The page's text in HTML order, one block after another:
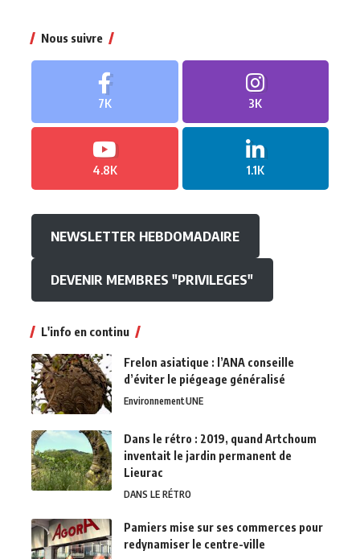
Nous suivre
7K 3K
4.8K 1.1K
NEWSLETTER HEBDOMADAIRE
DEVENIR MEMBRES "PRIVILEGES"
L'info en continu
Frelon asiatique : l’ANA conseille
d’éviter le piégeage généralisé
EnvironnementUNE
Dans le rétro : 2019, quand Artchoum
inventait le jardin permanent de
Lieurac
DANS LE RÉTRO
Pamiers mise sur ses commerces pour
redynamiser le centre-ville